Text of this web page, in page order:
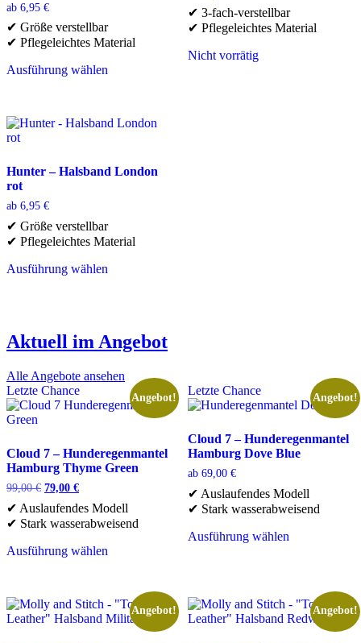
ab 6,95 €
✔ Größe verstellbar
✔ Pflegeleichtes Material
Ausführung wählen
weist
mehrere
Varianten
Die
Optionen
können
der
Produktseite
werden
✔ 3-fach-verstellbar
✔ Pflegeleichtes Material
Nicht vorrätig
Hunter – Halsband London
rot
ab 6,95 €
✔ Größe verstellbar
✔ Pflegeleichtes Material
Ausführung wählen
Varianten
auf.
Die
Optionen
können
auf
der
gewählt
werden
Aktuell im Angebot
Alle Angebote ansehen
Letzte Chance
Angebot!
Cloud 7 – Hunderegenmantel
Hamburg Thyme Green
99,00€ Ursprünglicher
war:
99,00 €
79,00 €Aktueller
ist:
79,00 €.
✔ Auslaufendes Modell
✔ Stark wasserabweisend
Ausführung wählen
mehrere
Varianten
Letzte Chance
Angebot!
Cloud 7 – Hunderegenmantel
Hamburg Dove Blue
ab 69,00 €
✔ Auslaufendes Modell
✔ Stark wasserabweisend
Ausführung wählen
Varianten
auf.
Angebot! Angebot!